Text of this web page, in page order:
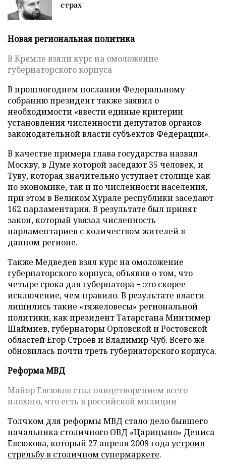
страх
Новая региональная политика
В Кремле взяли курс на омоложение
губернаторского корпуса
В прошлогоднем послании Федеральному
собранию президент также заявил о
необходимости «ввести единые критерии
установления численности депутатов органов
законодательной власти субъектов Федерации».
В качестве примера глава государства назвал
Москву, в Думе которой заседают 35 человек, и
Туву, которая значительно уступает столице как
по экономике, так и по численности населения,
при этом в Великом Хурале республики заседают
162 парламентария. В результате был принят
закон, который увязал численность
парламентариев с количеством жителей в
данном регионе.
Также Медведев взял курс на омоложение
губернаторского корпуса, объявив о том, что
четыре срока для губернатора − это скорее
исключение, чем правило. В результате власти
лишились такие «тяжеловесы» региональной
политики, как президент Татарстана Минтимер
Шаймиев, губернаторы Орловской и Ростовской
областей Егор Строев и Владимир Чуб. Всего же
обновилась почти треть губернаторского корпуса.
Реформа МВД
Майор Евсюков стал олицетворением всего
плохого, что есть в российской милиции
Толчком для реформы МВД стало дело бывшего
начальника столичного ОВД «Царицыно» Дениса
Евсюкова, который 27 апреля 2009 годаустроил
стрельбу в столичном супермаркете.